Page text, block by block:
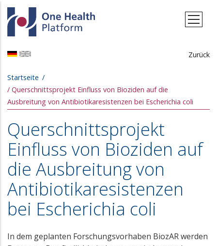
Direkt zum Inhalt
Zurück
Pfadnavigation
Startseite
Querschnittsprojekt Einfluss von Bioziden auf die
Ausbreitung von Antibiotikaresistenzen bei Escherichia coli
Querschnittsprojekt
Einfluss von Bioziden auf
die Ausbreitung von
Antibiotikaresistenzen
bei Escherichia coli
In dem geplanten Forschungsvorhaben BiozAR werden